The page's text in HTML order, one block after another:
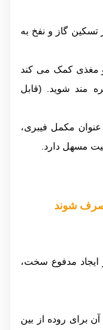
تسکین گاز و نفخ به
مغذی کمک می کند
چرب امگا 3 آن ها بهره مند شوید. (قابل
عنوان مکمل فیبری،
مسهل دارد.
شوند
ایجاد مدفوع سخت،
برای روده از بین